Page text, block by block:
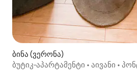
ბინა (ვერონა)
ბუტიკ‑აპარტამენტი • აივანი •